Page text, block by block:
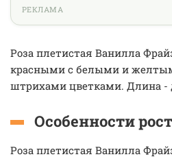
РЕКЛАМА
Роза плетистая Ванилла
красными с белыми и
штрихами цветками. Длина -
Особенности
Роза плетистая Ванилла